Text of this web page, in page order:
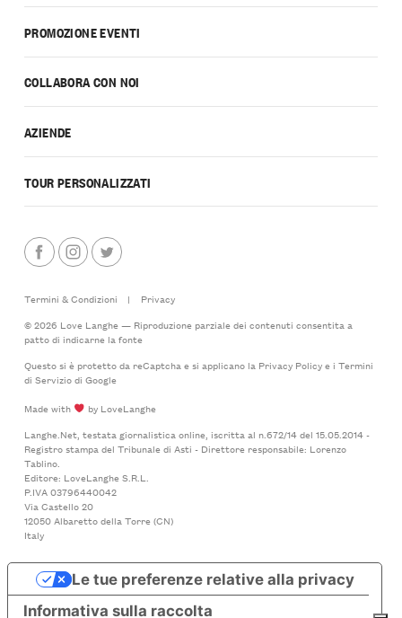
PROMOZIONE EVENTI
COLLABORA CON NOI
AZIENDE
TOUR PERSONALIZZATI
Termini & Condizioni |
Privacy
© 2026 Love Langhe — Riproduzione parziale dei contenuti consentita a
patto di indicarne la fonte
Questo si è protetto da reCaptcha e si applicano la Privacy Policye i Termini
di Serviziodi Google
Made with
by LoveLanghe
Langhe.Net, testata giornalistica online, iscritta al n.672/14 del 15.05.2014 -
Registro stampa del Tribunale di Asti - Direttore responsabile: Lorenzo
Tablino.
Editore: LoveLanghe S.R.L.
P.IVA 03796440042
Via Castello 20
12050 Albaretto della Torre (CN)
Italy
Informativa sulla raccolta
Le tue preferenze relative alla privacy